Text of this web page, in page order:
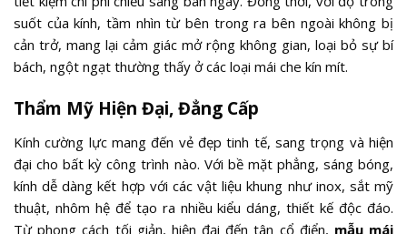
suốt của kính, tầm nhìn từ bên trong ra bên ngoài không bị
cản trở, mang lại cảm giác mở rộng không gian, loại bỏ sự bí
bách, ngột ngạt thường thấy ở các loại mái che kín mít.
Thẩm Mỹ Hiện Đại, Đẳng Cấp
Kính cường lực mang đến vẻ đẹp tinh tế, sang trọng và hiện
đại cho bất kỳ công trình nào. Với bề mặt phẳng, sáng bóng,
kính dễ dàng kết hợp với các vật liệu khung như inox, sắt mỹ
thuật, nhôm hệ để tạo ra nhiều kiểu dáng, thiết kế độc đáo.
Từ phong cách tối giản, hiện đại đến tân cổ điển, mẫu mái